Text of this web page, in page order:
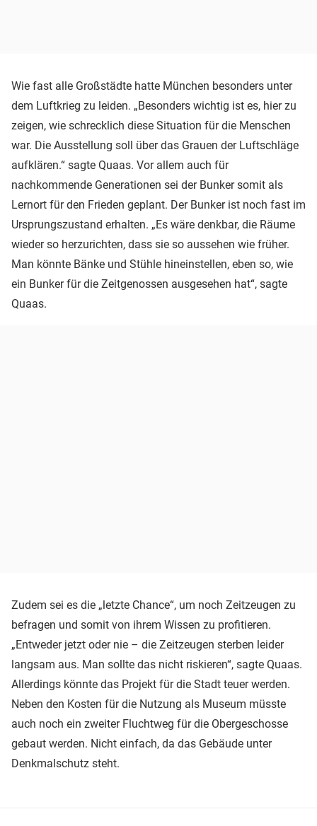
Wie fast alle Großstädte hatte München besonders unter
dem Luftkrieg zu leiden. „Besonders wichtig ist es, hier zu
zeigen, wie schrecklich diese Situation für die Menschen
war. Die Ausstellung soll über das Grauen der Luftschläge
aufklären.“ sagte Quaas. Vor allem auch für
nachkommende Generationen sei der Bunker somit als
Lernort für den Frieden geplant. Der Bunker ist noch fast im
Ursprungszustand erhalten. „Es wäre denkbar, die Räume
wieder so herzurichten, dass sie so aussehen wie früher.
Man könnte Bänke und Stühle hineinstellen, eben so, wie
ein Bunker für die Zeitgenossen ausgesehen hat“, sagte
Quaas.
Zudem sei es die „letzte Chance“, um noch Zeitzeugen zu
befragen und somit von ihrem Wissen zu profitieren.
„Entweder jetzt oder nie – die Zeitzeugen sterben leider
langsam aus. Man sollte das nicht riskieren“, sagte Quaas.
Allerdings könnte das Projekt für die Stadt teuer werden.
Neben den Kosten für die Nutzung als Museum müsste
auch noch ein zweiter Fluchtweg für die Obergeschosse
gebaut werden. Nicht einfach, da das Gebäude unter
Denkmalschutz steht.